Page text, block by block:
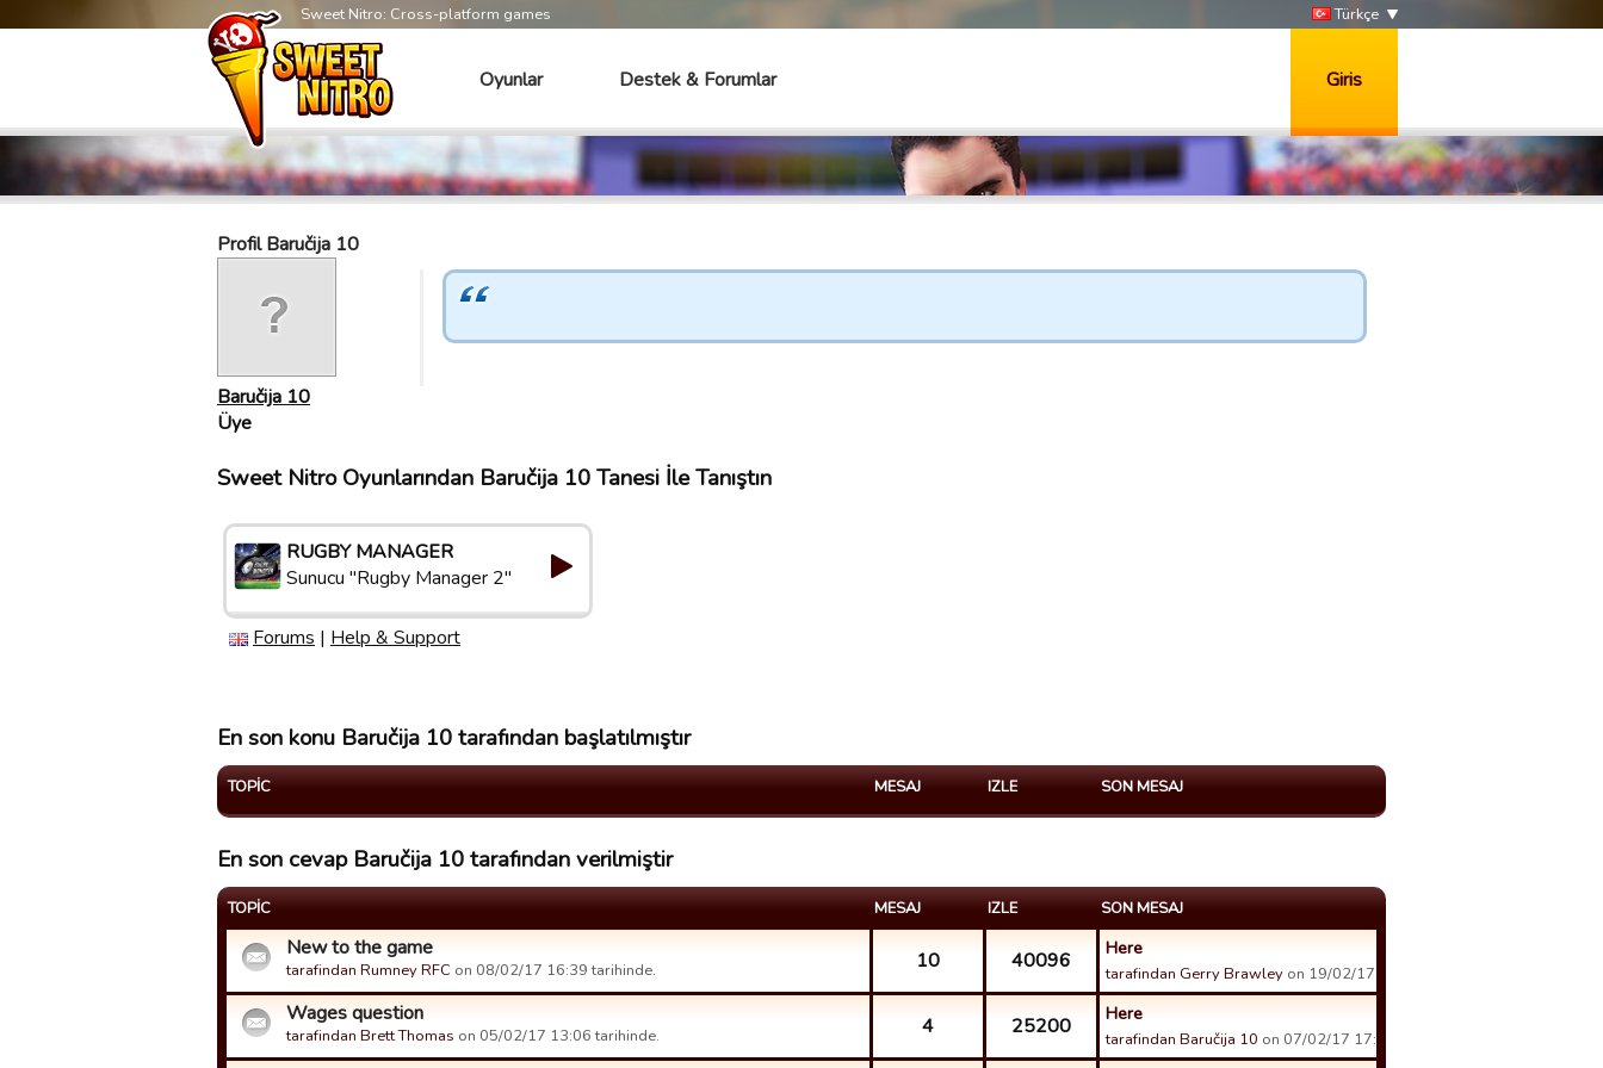
Sweet Nitro: Cross-platform games Türkçe
Oyunlar Destek & Forumlar Giris
Profil Baručija 10
Baručija 10
Üye
Sweet Nitro Oyunlarından Baručija 10 Tanesi İle Tanıştın
RUGBY MANAGER
Sunucu "Rugby Manager 2"
Forums | Help & Support
En son konu Baručija 10 tarafından başlatılmıştır
TOPIC MESAJ IZLE SON MESAJ
En son cevap Baručija 10 tarafından verilmiştir
TOPIC MESAJ IZLE SON MESAJ
New to the game
tarafindan Rumney RFC on 08/02/17 16:39 tarihinde. 10 40096 Here
tarafindan Gerry Brawley on 19/02/17 23:32 tarihinde.
Wages question
tarafindan Brett Thomas on 05/02/17 13:06 tarihinde. 4 25200 Here
tarafindan Baručija 10 on 07/02/17 17:48 tarihinde.